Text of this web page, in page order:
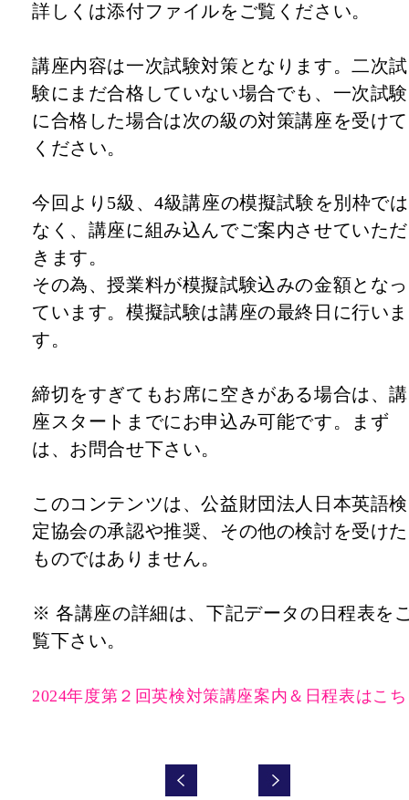
詳しくは添付ファイルをご覧ください。
講座内容は一次試験対策となります。二次試
験にまだ合格していない場合でも、一次試験
に合格した場合は次の級の対策講座を受けて
ください。
今回より5級、4級講座の模擬試験を別枠では
なく、講座に組み込んでご案内させていただ
きます。
その為、授業料が模擬試験込みの金額となっ
ています。模擬試験は講座の最終日に行いま
す。
締切をすぎてもお席に空きがある場合は、講
座スタートまでにお申込み可能です。まず
は、お問合せ下さい。
このコンテンツは、公益財団法人日本英語検
定協会の承認や推奨、その他の検討を受けた
ものではありません。
※ 各講座の詳細は、下記データの日程表を
覧下さい。
2024年度第２回英検対策講座案内＆日程表はこ